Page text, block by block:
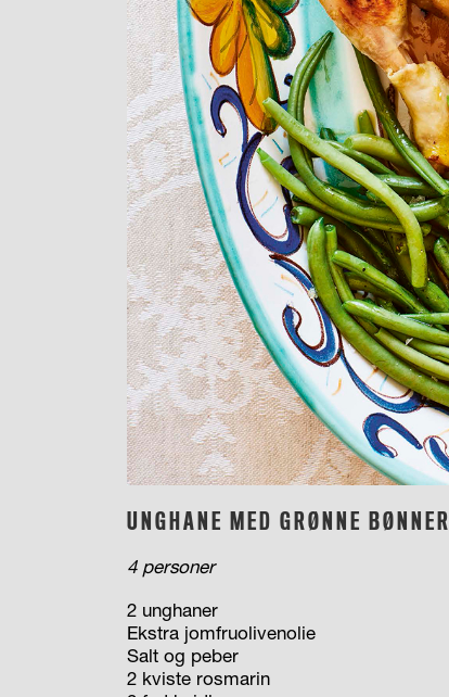
UNGHANE MED GRØNNE BØNNER
4 personer
2 unghaner
Ekstra jomfruolivenolie
Salt og peber
2 kviste rosmarin